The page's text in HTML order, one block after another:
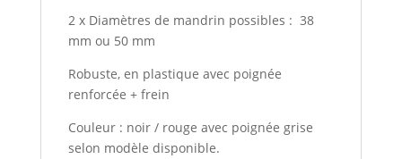
2 x Diamètres de mandrin possibles : 38
mm ou 50 mm
Robuste, en plastique avec poignée
renforcée + frein
Couleur : noir / rouge avec poignée grise
selon modèle disponible.